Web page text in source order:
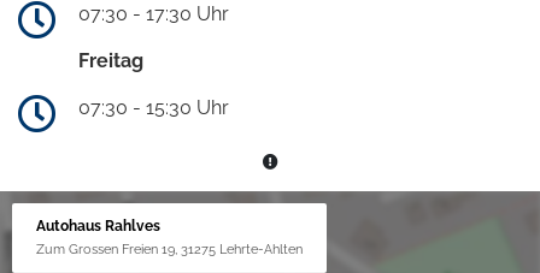
07:30 - 17:30 Uhr
Freitag
07:30 - 15:30 Uhr
Autohaus Rahlves
Zum Grossen Freien 19, 31275 Lehrte-Ahlten